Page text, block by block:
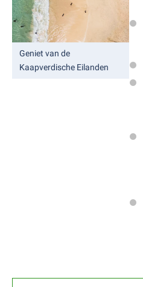
Geniet van de
Kaapverdische Eilanden